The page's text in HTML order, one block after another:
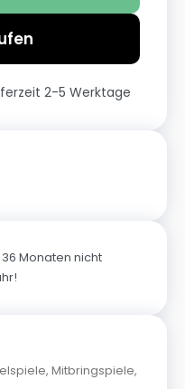
2-5 Werktage
Monaten nicht
, Mitbringspiele,